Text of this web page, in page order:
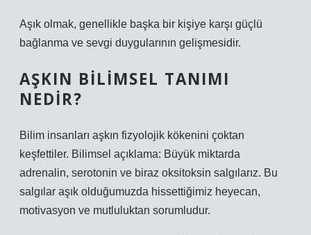
Aşık olmak, genellikle başka bir kişiye karşı güçlü
bağlanma ve sevgi duygularının gelişmesidir.
AŞKIN BILIMSEL TANIMI
NEDIR?
Bilim insanları aşkın fizyolojik kökenini çoktan
keşfettiler. Bilimsel açıklama: Büyük miktarda
adrenalin, serotonin ve biraz oksitoksin salgılarız. Bu
salgılar aşık olduğumuzda hissettiğimiz heyecan,
motivasyon ve mutluluktan sorumludur.